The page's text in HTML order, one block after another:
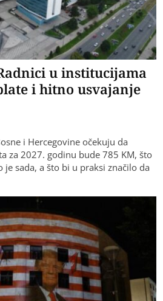
u institucijama
i hitno usvajanje
i Hercegovine očekuju da
za 2027. godinu bude 785 KM, što
je sada, a što bi u praksi značilo da